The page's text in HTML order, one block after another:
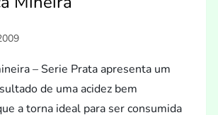
– Serie Prata apresenta um
de uma acidez bem
a torna ideal para ser consumida